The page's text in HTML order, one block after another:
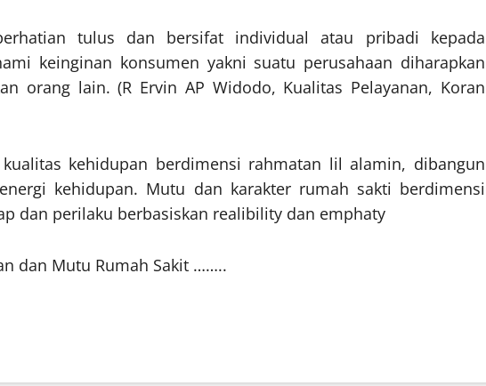
tulus dan bersifat individual atau pribadi kepada
keinginan konsumen yakni suatu perusahaan diharapkan
orang lain. (R Ervin AP Widodo, Kualitas Pelayanan, Koran
kehidupan berdimensi rahmatan lil alamin, dibangun
kehidupan. Mutu dan karakter rumah sakti berdimensi
dan perilaku berbasiskan realibility dan emphaty
dan Mutu Rumah Sakit ……..